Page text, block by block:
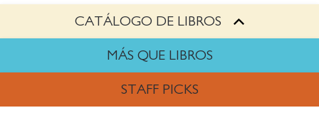
CATÁLOGO DE LIBROS
MÁS QUE LIBROS
STAFF PICKS
PALESTINA@LLIBRERIAFINESTRES.COM
TRABAJA CON NOSOTROS